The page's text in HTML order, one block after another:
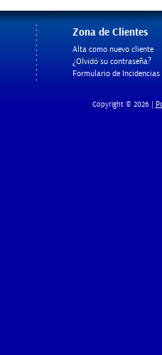
Zona de Clientes
Alta como nuevo cliente
¿Olvidó su contraseña?
Formulario de Incidencias
Copyright © 2026 |